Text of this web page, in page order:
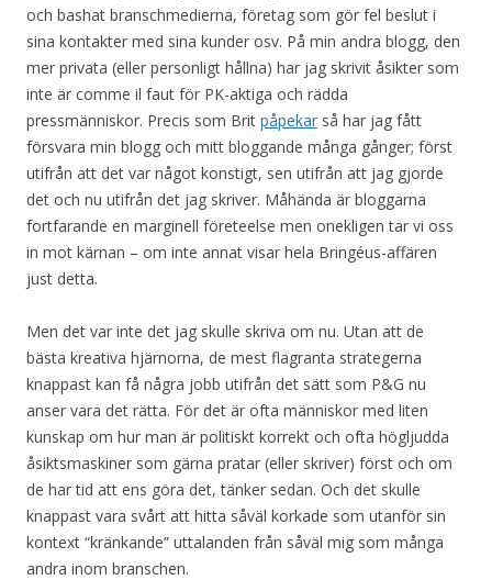
och bashat branschmedierna, företag som gör fel beslut i
sina kontakter med sina kunder osv. På min andra blogg, den
mer privata (eller personligt hållna) har jag skrivit åsikter som
inte är comme il faut för PK-aktiga och rädda
pressmänniskor. Precis som Brit påpekar så har jag fått
försvara min blogg och mitt bloggande många gånger; först
utifrån att det var något konstigt, sen utifrån att jag gjorde
det och nu utifrån det jag skriver. Måhända är bloggarna
fortfarande en marginell företeelse men onekligen tar vi oss
in mot kärnan – om inte annat visar hela Bringéus-affären
just detta.
Men det var inte det jag skulle skriva om nu. Utan att de
bästa kreativa hjärnorna, de mest flagranta strategerna
knappast kan få några jobb utifrån det sätt som P&G nu
anser vara det rätta. För det är ofta människor med liten
kunskap om hur man är politiskt korrekt och ofta högljudda
åsiktsmaskiner som gärna pratar (eller skriver) först och om
de har tid att ens göra det, tänker sedan. Och det skulle
knappast vara svårt att hitta såväl korkade som utanför sin
kontext “kränkande” uttalanden från såväl mig som många
andra inom branschen.